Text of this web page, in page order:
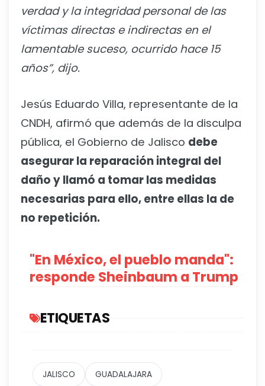
verdad y la integridad personal de las
víctimas directas e indirectas en el
lamentable suceso, ocurrido hace 15
años”, dijo.
Jesús Eduardo Villa, representante de la
CNDH, afirmó que además de la disculpa
pública, el Gobierno de Jalisco debe
asegurar la reparación integral del
daño y llamó a tomar las medidas
necesarias para ello, entre ellas la de
no repetición.
"En México, el pueblo manda":
responde Sheinbaum a Trump
ETIQUETAS
JALISCO GUADALAJARA